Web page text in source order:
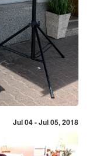
Jul 04 - Jul 05, 2018